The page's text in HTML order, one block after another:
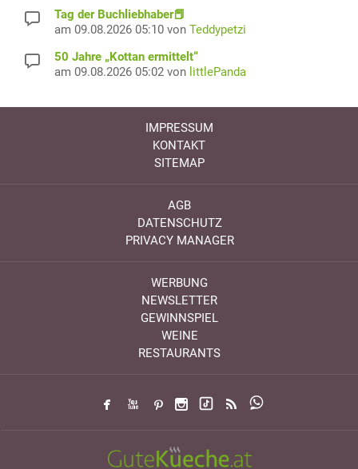
Tag der Buchliebhaber📕
am 09.08.2026 05:10 von Teddypetzi
50 Jahre „Kottan ermittelt“
am 09.08.2026 05:02 von littlePanda
IMPRESSUM
KONTAKT
SITEMAP
AGB
DATENSCHUTZ
PRIVACY MANAGER
WERBUNG
NEWSLETTER
GEWINNSPIEL
WEINE
RESTAURANTS